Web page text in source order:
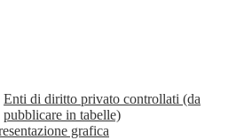
Enti di diritto privato controllati (da
pubblicare in tabelle)
grafica